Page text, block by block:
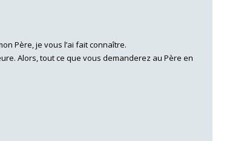
Père, je vous l’ai fait connaître.
Alors, tout ce que vous demanderez au Père en